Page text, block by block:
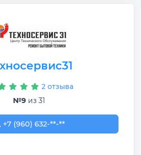
2 отзыва
№9 из 31
+7 (960) 632-51-21
+7 (960) 632-**-**